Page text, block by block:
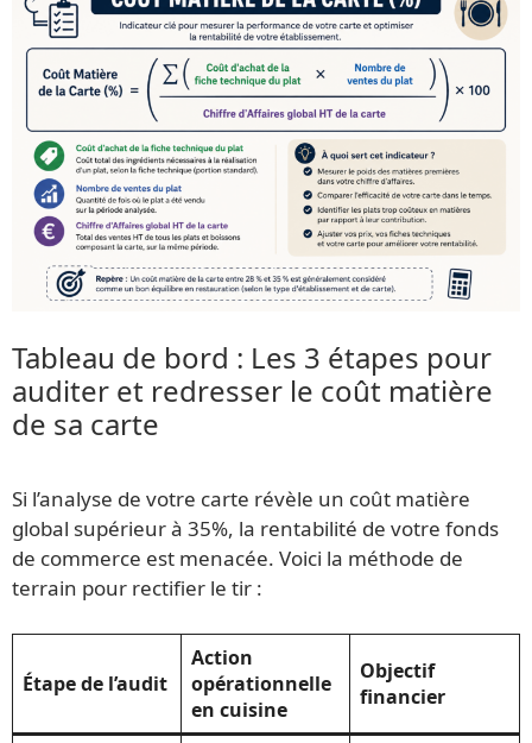
Tableau de bord : Les 3 étapes pour
auditer et redresser le coût matière
de sa carte
Si l’analyse de votre carte révèle un coût matière
global supérieur à 35%, la rentabilité de votre fonds
de commerce est menacée. Voici la méthode de
terrain pour rectifier le tir :
Étape de l’audit
Action
opérationnelle
en cuisine
Objectif
financier